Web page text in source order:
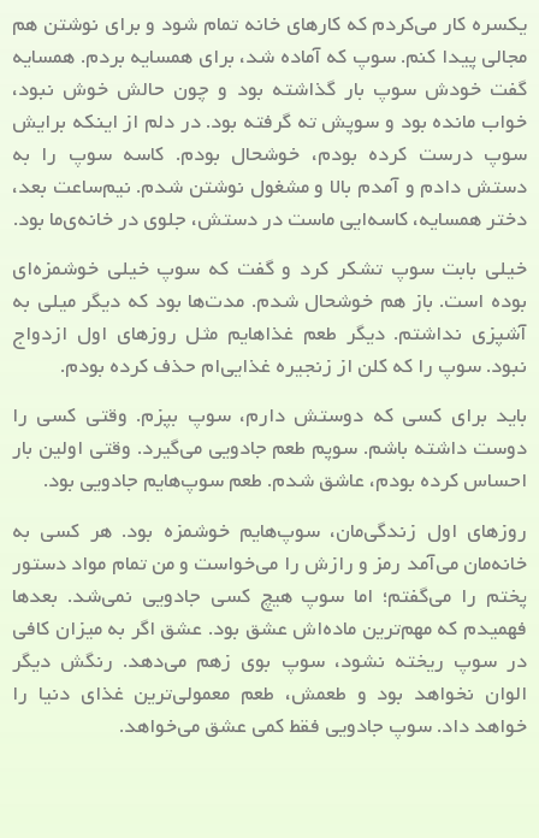
یکسره کار می‌کردم که کارهای خانه تمام شود و برای نوشتن هم
مجالی پیدا کنم. سوپ که آماده شد، برای همسایه بردم. همسایه
گفت خودش سوپ بار گذاشته بود و چون حالش خوش نبود،
خواب مانده بود و سوپش ته گرفته بود. در دلم از اینکه برایش
سوپ درست کرده بودم، خوشحال بودم. کاسه سوپ را به
دستش دادم و آمدم بالا و مشغول نوشتن شدم. نیم‌ساعت بعد،
دختر همسایه، کاسه‌ایی ماست در دستش، جلوی در خانه‌ی‌ما بود.
خیلی بابت سوپ تشکر کرد و گفت که سوپ خیلی خوشمزه‌ای
بوده است. باز هم خوشحال شدم. مدت‌ها بود که دیگر میلی به
آشپزی نداشتم. دیگر طعم غذاهایم مثل روزهای اول ازدواج
نبود. سوپ را که کلن از زنجیره غذایی‌ام حذف کرده بودم.
باید برای کسی که دوستش دارم، سوپ بپزم. وقتی کسی را
دوست داشته باشم. سوپم طعم جادویی می‌گیرد. وقتی اولین بار
احساس کرده بودم، عاشق شدم. طعم سوپ‌هایم جادویی بود.
روزهای اول زندگی‌مان، سوپ‌هایم خوشمزه بود. هر کسی به
خانه‌مان می‌آمد رمز و رازش را می‌خواست و من تمام مواد دستور
پختم را می‌گفتم؛ اما سوپ هیچ کسی جادویی نمی‌شد. بعدها
فهمیدم که مهم‌ترین ماده‌اش عشق بود. عشق اگر به میزان کافی
در سوپ ریخته نشود، سوپ بوی زهم می‌دهد. رنگش دیگر
الوان نخواهد بود و طعمش، طعم معمولی‌ترین غذای دنیا را
خواهد داد. سوپ جادویی فقط کمی عشق می‌خواهد.